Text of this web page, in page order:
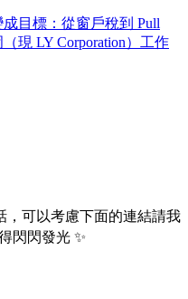
目標：從窗戶稅到 Pull
現 LY Corporation）工作
，可以考慮下面的連結請我
閃閃發光 ✨